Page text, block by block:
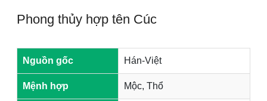
Phong thủy hợp tên Cúc
Nguồn gốc Hán-Việt
Mệnh hợp Mộc, Thổ